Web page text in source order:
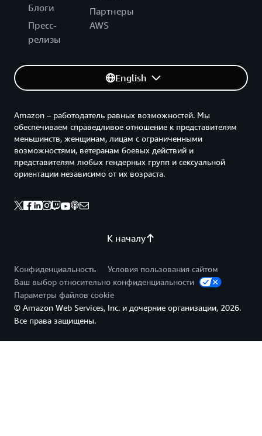
Блоги
Пресс-
релизы
Партнеры
AWS
English
К началу
Amazon – работодатель равных возможностей. Мы
обеспечиваем справедливое отношение к представителям
меньшинств, женщинам, лицам с ограниченными
возможностями, ветеранам боевых действий и
представителям любых гендерных групп и сексуальной
ориентации независимо от их возраста.
Конфиденциальность
Условия пользования сайтом
Ваш выбор относительно конфиденциальности
Параметры файлов cookie
© Amazon Web Services, Inc. и дочерние организации, 2026.
Все права защищены.